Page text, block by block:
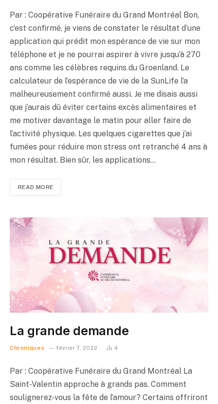
Par : Coopérative Funéraire du Grand Montréal Bon,
c’est confirmé, je viens de constater le résultat d’une
application qui prédit mon espérance de vie sur mon
téléphone et je ne pourrai aspirer à vivre jusqu’à 270
ans comme les célèbres requins du Groenland. Le
calculateur de l’espérance de vie de la SunLife l’a
malheureusement confirmé aussi. Je me disais aussi
que j’aurais dû éviter certains excès alimentaires et
me motiver davantage le matin pour aller faire de
l’activité physique. Les quelques cigarettes que j’ai
fumées pour réduire mon stress ont retranché 4 ans à
mon résultat. Bien sûr, les applications…
READ MORE
La grande demande
Chroniques février 7, 2022 4
Par : Coopérative Funéraire du Grand Montréal La
Saint-Valentin approche à grands pas. Comment
soulignerez-vous la fête de l’amour? Certains offriront